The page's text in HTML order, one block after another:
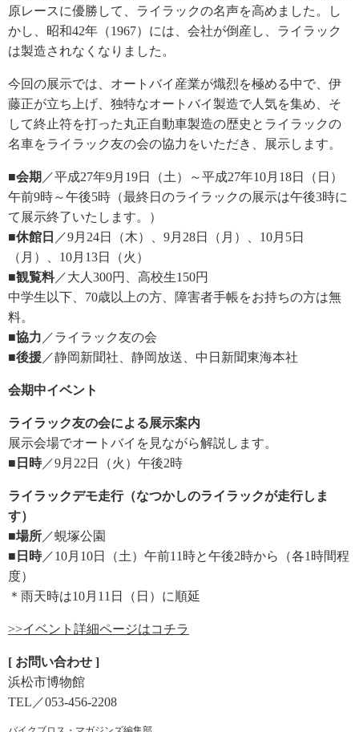
原レースに優勝して、ライラックの名声を高めました。し
かし、昭和42年（1967）には、会社が倒産し、ライラック
は製造されなくなりました。
今回の展示では、オートバイ産業が熾烈を極める中で、伊
藤正が立ち上げ、独特なオートバイ製造で人気を集め、そ
して終止符を打った丸正自動車製造の歴史とライラックの
名車をライラック友の会の協力をいただき、展示します。
■会期 ／平成27年9月19日（土）～平成27年10月18日（日）
午前9時～午後5時（最終日のライラックの展示は午後3時に
て展示終了いたします。）
■休館日 ／9月24日（木）、9月28日（月）、10月5日
（月）、10月13日（火）
■観覧料／大人300円、高校生150円
中学生以下、70歳以上の方、障害者手帳をお持ちの方は無
料。
■協力 ／ライラック友の会
■後援 ／静岡新聞社、静岡放送、中日新聞東海本社
会期中イベント
ライラック友の会による展示案内
展示会場でオートバイを見ながら解説します。
■日時／9月22日（火）午後2時
ライラックデモ走行（なつかしのライラックが走行しま
す）
■場所 ／蜆塚公園
■日時／10月10日（土）午前11時と午後2時から（各1時間程
度）
＊雨天時は10月11日（日）に順延
>>イベント詳細ページはコチラ
[ お問い合わせ ]
浜松市博物館
TEL／053-456-2208